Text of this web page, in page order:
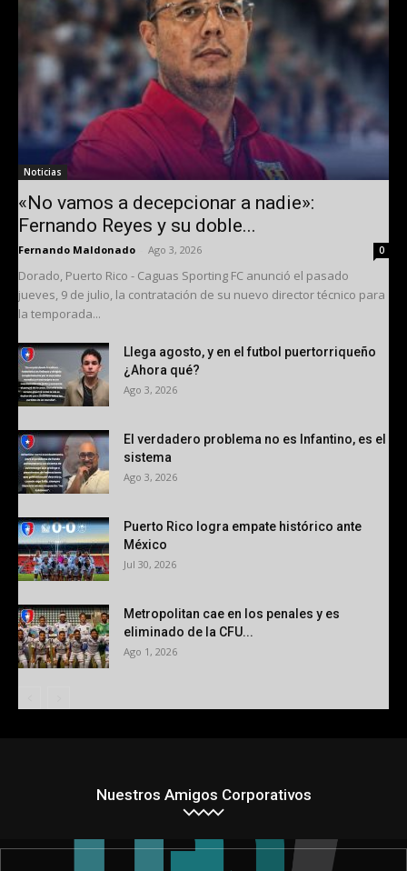
Noticias
«No vamos a decepcionar a nadie»:
Fernando Reyes y su doble...
Fernando Maldonado Ago 3, 2026 0
Dorado, Puerto Rico - Caguas Sporting FC anunció el pasado
jueves, 9 de julio, la contratación de su nuevo director técnico para
la temporada...
Llega agosto, y en el futbol puertorriqueño
¿Ahora qué?
Ago 3, 2026
El verdadero problema no es Infantino, es el
sistema
Ago 3, 2026
Puerto Rico logra empate histórico ante
México
Jul 30, 2026
Metropolitan cae en los penales y es
eliminado de la CFU...
Ago 1, 2026
Nuestros Amigos Corporativos